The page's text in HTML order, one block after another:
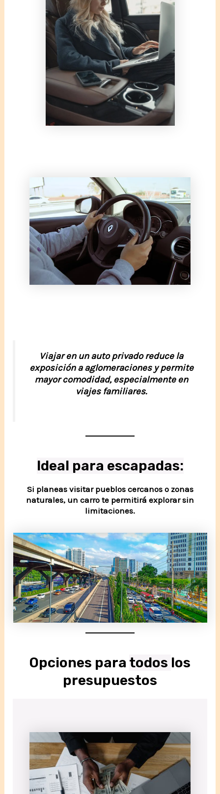
Viajar en un auto privado reduce la
exposición a aglomeraciones y permite
mayor comodidad, especialmente en
viajes familiares.
Ideal para escapadas:
Si planeas visitar pueblos cercanos o zonas
naturales, un carro te permitirá explorar sin
limitaciones.
Opciones para todos los
presupuestos